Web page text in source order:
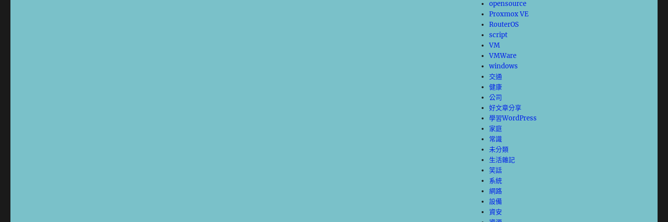
opensource
Proxmox VE
RouterOS
script
VM
VMWare
windows
交通
健康
公司
好文章分享
學習WordPress
家庭
常識
未分類
生活雜記
笑話
系統
網路
設備
資安